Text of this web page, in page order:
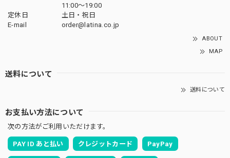
11:00〜19:00
定休日
土日・祝日
E-mail
order@latina.co.jp
ABOUT
MAP
送料について
送料について
お支払い方法について
次の方法がご利用いただけます。
PAY ID あと払い クレジットカード PayPay